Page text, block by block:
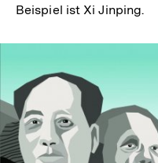
Beispiel ist Xi Jinping.